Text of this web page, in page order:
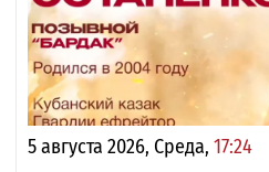
5 августа 2026, Среда, 17:24